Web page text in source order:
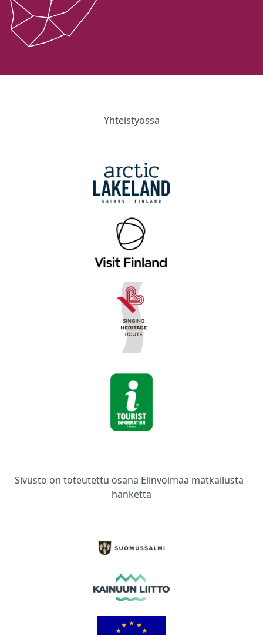
Yhteistyössä
Sivusto on toteutettu osana Elinvoimaa matkailusta -
hanketta